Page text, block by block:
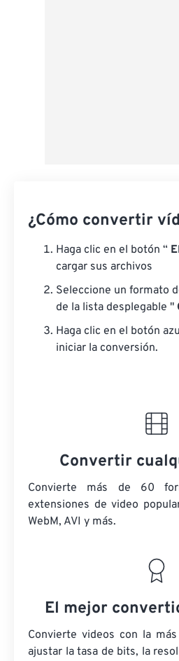
¿Cómo convertir
Haga clic en el botón “
cargar sus archivos
Seleccione un formato
de la lista desplegable "
Haga clic en el botón
iniciar la conversión.
Convertir
Convierte más de 60
extensiones de video
WebM, AVI y más.
El mejor
Convierte videos con la
ajustar la tasa de bits, la